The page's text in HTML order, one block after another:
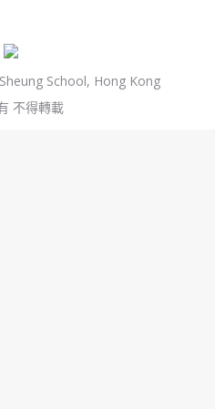
School, Hong Kong
不得轉載